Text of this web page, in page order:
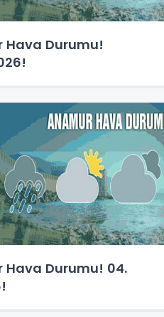
Hava Durumu!
Hava Durumu! 04.